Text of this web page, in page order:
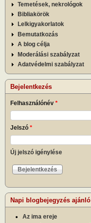
Temetések, nekrológok
Bibliakörök
Lelkigyakorlatok
Bemutatkozás
A blog célja
Moderálási szabályzat
Adatvédelmi szabályzat
Bejelentkezés
Felhasználónév *
Jelszó *
Új jelszó igénylése
Napi blogbejegyzés ajánló
Az ima ereje